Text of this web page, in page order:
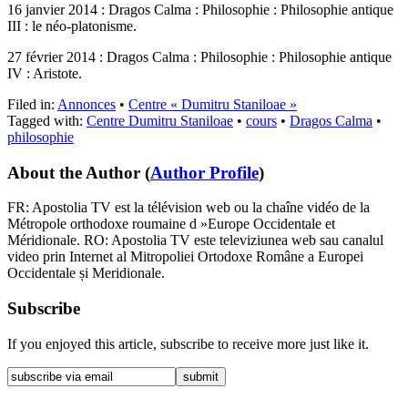
16 janvier 2014 : Dragos Calma : Philosophie : Philosophie antique
III : le néo-platonisme.
27 février 2014 : Dragos Calma : Philosophie : Philosophie antique
IV : Aristote.
Filed in: Annonces • Centre « Dumitru Staniloae »
Tagged with: Centre Dumitru Staniloae • cours • Dragos Calma •
philosophie
About the Author (Author Profile)
FR: Apostolia TV est la télévision web ou la chaîne vidéo de la
Métropole orthodoxe roumaine d »Europe Occidentale et
Méridionale. RO: Apostolia TV este televiziunea web sau canalul
video prin Internet al Mitropoliei Ortodoxe Române a Europei
Occidentale și Meridionale.
Subscribe
If you enjoyed this article, subscribe to receive more just like it.